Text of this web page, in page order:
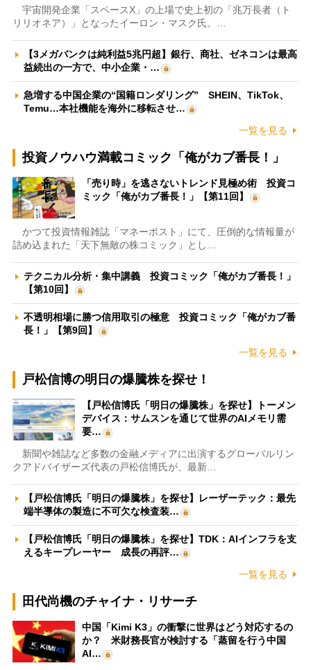
宇宙開発企業「スペースX」の上場で史上初の「兆万長者（ト
リリオネア）」となったイーロン・マスク氏。…
【3メガバンクは純利益5兆円超】銀行、商社、ゼネコンは最高
益続出の一方で、中小企業・…
急増する中国企業の“国籍ロンダリング” SHEIN、TikTok、
Temu…本社機能を海外に移転させ…
一覧を見る
投資ノウハウ満載コミック「俺がカブ番長！」
「売り時」を逃さないトレンド見極め術 投資コ
ミック「俺がカブ番長！」【第11回】
かつて投資情報雑誌「マネーポスト」にて、圧倒的な情報量が
詰め込まれた「天下無敵の株コミック」とし…
テクニカル分析・集中講義 投資コミック「俺がカブ番長！」
【第10回】
不透明相場に勝つ信用取引の極意 投資コミック「俺がカブ番
長！」【第9回】
一覧を見る
戸松信博の明日の爆騰株を探せ！
【戸松信博氏「明日の爆騰株」を探せ】トーメン
デバイス：サムスンを通じて世界のAIメモリ需
要…
新聞や雑誌など多数の金融メディアに出演するグローバルリン
クアドバイザーズ代表の戸松信博氏が、最新…
【戸松信博氏「明日の爆騰株」を探せ】レーザーテック：最先
端半導体の製造に不可欠な検査装…
【戸松信博氏「明日の爆騰株」を探せ】TDK：AIインフラを支
えるキープレーヤー 成長の再評…
一覧を見る
田代尚機のチャイナ・リサーチ
中国「Kimi K3」の衝撃に世界はどう対応するの
か？ 米財務長官が検討する「蒸留を行う中国
AI…